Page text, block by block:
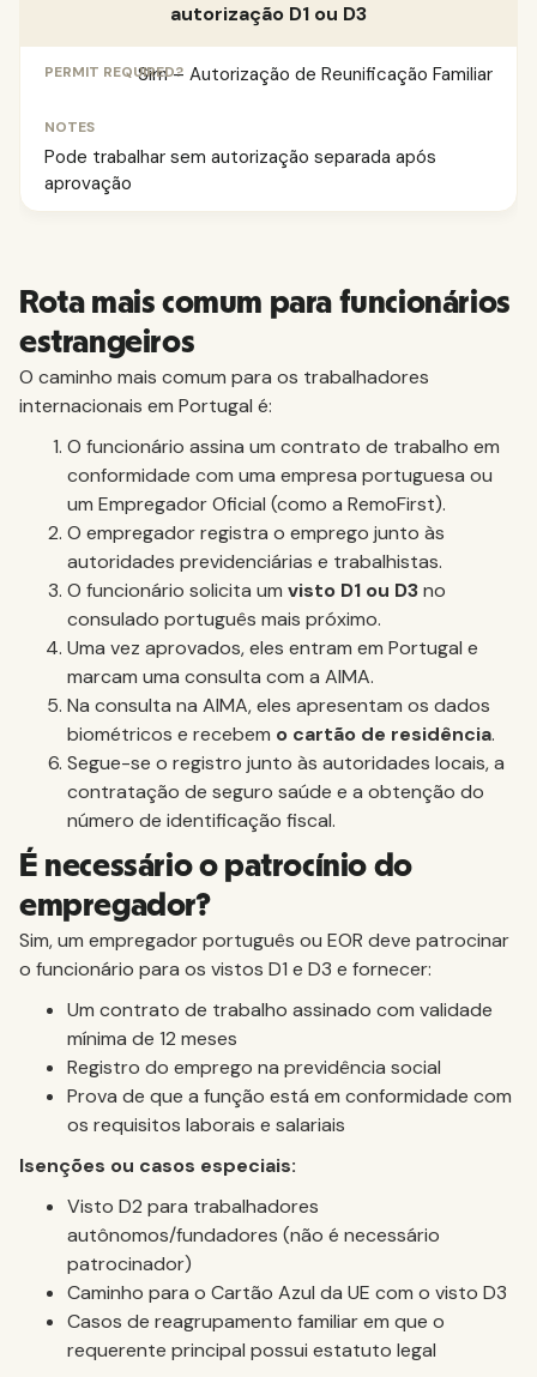
autorização D1 ou D3
Sim – Autorização de Reunificação Familiar
Pode trabalhar sem autorização separada após
aprovação
Rota mais comum para funcionários
estrangeiros
O caminho mais comum para os trabalhadores
internacionais em Portugal é:
O funcionário assina um contrato de trabalho em
conformidade com uma empresa portuguesa ou
um Empregador Oficial (como a RemoFirst).
O empregador registra o emprego junto às
autoridades previdenciárias e trabalhistas.
O funcionário solicita um visto D1 ou D3no
consulado português mais próximo.
Uma vez aprovados, eles entram em Portugal e
marcam uma consulta com a AIMA.
Na consulta na AIMA, eles apresentam os dados
biométricos e recebem o cartão de residência.
Segue-se o registro junto às autoridades locais, a
contratação de seguro saúde e a obtenção do
número de identificação fiscal.
É necessário o patrocínio do
empregador?
Sim, um empregador português ou EOR deve patrocinar
o funcionário para os vistos D1 e D3 e fornecer:
Um contrato de trabalho assinado com validade
mínima de 12 meses
Registro do emprego na previdência social
Prova de que a função está em conformidade com
os requisitos laborais e salariais
Isenções ou casos especiais:
Visto D2 para trabalhadores
autônomos/fundadores (não é necessário
patrocinador)
Caminho para o Cartão Azul da UE com o visto D3
Casos de reagrupamento familiar em que o
requerente principal possui estatuto legal